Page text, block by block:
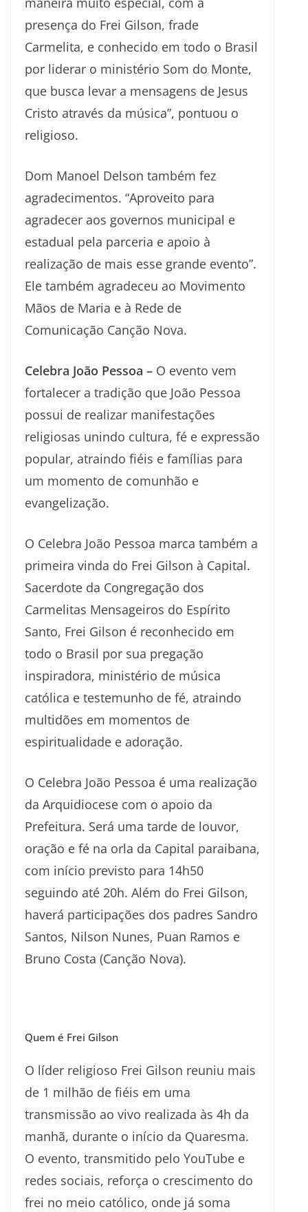
presença do Frei Gilson, frade
Carmelita, e conhecido em todo o Brasil
por liderar o ministério Som do Monte,
que busca levar a mensagens de Jesus
Cristo através da música”, pontuou o
religioso.
Dom Manoel Delson também fez
agradecimentos. “Aproveito para
agradecer aos governos municipal e
estadual pela parceria e apoio à
realização de mais esse grande evento”.
Ele também agradeceu ao Movimento
Mãos de Maria e à Rede de
Comunicação Canção Nova.
Celebra João Pessoa – O evento vem
fortalecer a tradição que João Pessoa
possui de realizar manifestações
religiosas unindo cultura, fé e expressão
popular, atraindo fiéis e famílias para
um momento de comunhão e
evangelização.
O Celebra João Pessoa marca também a
primeira vinda do Frei Gilson à Capital.
Sacerdote da Congregação dos
Carmelitas Mensageiros do Espírito
Santo, Frei Gilson é reconhecido em
todo o Brasil por sua pregação
inspiradora, ministério de música
católica e testemunho de fé, atraindo
multidões em momentos de
espiritualidade e adoração.
O Celebra João Pessoa é uma realização
da Arquidiocese com o apoio da
Prefeitura. Será uma tarde de louvor,
oração e fé na orla da Capital paraibana,
com início previsto para 14h50
seguindo até 20h. Além do Frei Gilson,
haverá participações dos padres Sandro
Santos, Nilson Nunes, Puan Ramos e
Bruno Costa (Canção Nova).
Quem é Frei Gilson
O líder religioso Frei Gilson reuniu mais
de 1 milhão de fiéis em uma
transmissão ao vivo realizada às 4h da
manhã, durante o início da Quaresma.
O evento, transmitido pelo YouTube e
redes sociais, reforça o crescimento do
frei no meio católico, onde já soma